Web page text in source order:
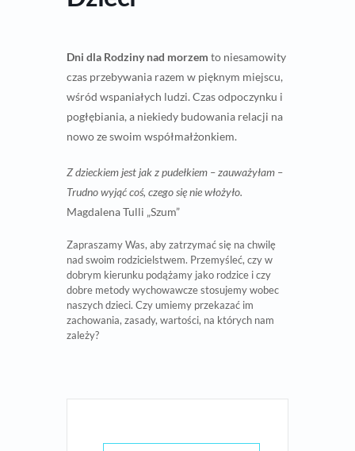
Dni dla Rodziny nad morzem to niesamowity
czas przebywania razem w pięknym miejscu,
wśród wspaniałych ludzi. Czas odpoczynku i
pogłębiania, a niekiedy budowania relacji na
nowo ze swoim współmałżonkiem.
Z dzieckiem jest jak z pudełkiem – zauważyłam –
Trudno wyjąć coś, czego się nie włożyło.
Magdalena Tulli „Szum”
Zapraszamy Was, aby zatrzymać się na chwilę
nad swoim rodzicielstwem. Przemyśleć, czy w
dobrym kierunku podążamy jako rodzice i czy
dobre metody wychowawcze stosujemy wobec
naszych dzieci. Czy umiemy przekazać im
zachowania, zasady, wartości, na których nam
zależy?